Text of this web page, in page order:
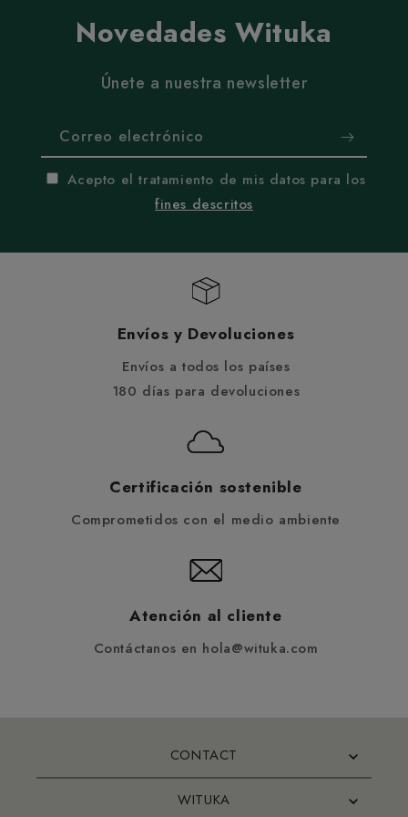
Novedades Wituka
Únete a nuestra newsletter
Correo electrónico
Acepto el tratamiento de mis datos para los
fines descritos
Envíos y Devoluciones
Envíos a todos los países
180 días para devoluciones
Certificación sostenible
Comprometidos con el medio ambiente
Atención al cliente
Contáctanos en hola@wituka.com
CONTACT
WITUKA